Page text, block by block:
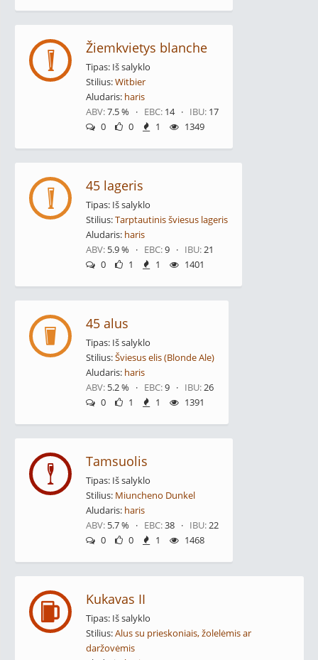
Žiemkvietys blanche
Tipas: Iš salyklo
Stilius:Witbier
Aludaris: haris
ABV:7.5 % · EBC: 14 · IBU: 17
0
0 1 1349
45 lageris
Tipas: Iš salyklo
Stilius:Tarptautinis šviesus lageris
Aludaris: haris
ABV: 5.9 % · EBC:9 · IBU:21
0
1 1 1401
45 alus
Tipas: Iš salyklo
Stilius:Šviesus elis (Blonde Ale)
Aludaris: haris
ABV: 5.2 % · EBC:9 · IBU:26
0
1 1 1391
Tamsuolis
Tipas: Iš salyklo
Stilius: Miuncheno Dunkel
Aludaris: haris
ABV: 5.7 % · EBC:38 · IBU:22
0
0 1 1468
Kukavas II
Tipas: Iš salyklo
Stilius:Alus su prieskoniais, žolelėmis ar
daržovėmis